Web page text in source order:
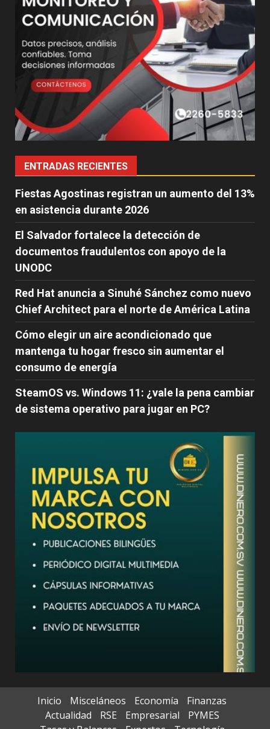
ENTRADAS RECIENTES
Fiestas Agostinas registran un aumento del 13%
en asistencia durante 2026
El Salvador fortalece la detección de
documentos fraudulentos con apoyo de la
UNODC
Red Hat anuncia a Sinuhé Sánchez como nuevo
Chief Architect para el norte de América Latina
Cómo elegir un aire acondicionado que
mantenga tu hogar fresco sin aumentar el
consumo de energía
SteamOS vs. Windows 11: ¿vale la pena cambiar
de sistema operativo para jugar en PC?
Inicio Misceláneos Economía
Finanzas
Actualidad
RSE Empresarial
PYMES